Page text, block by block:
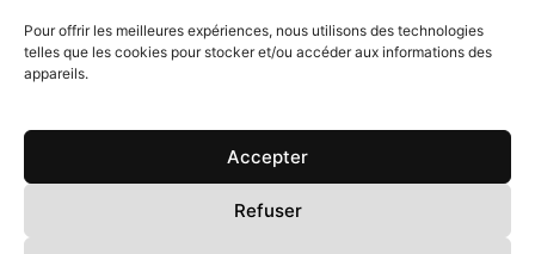
Pour offrir les meilleures expériences, nous utilisons des technologies
telles que les cookies pour stocker et/ou accéder aux informations des
appareils.
Accepter
Refuser
Prestations
RD 3D
Mentions légales